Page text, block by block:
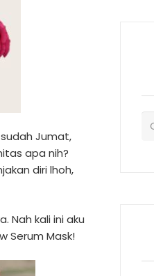
Jumat,
apa nih?
diri lhoh,
Nah kali ini aku
Serum Mask!